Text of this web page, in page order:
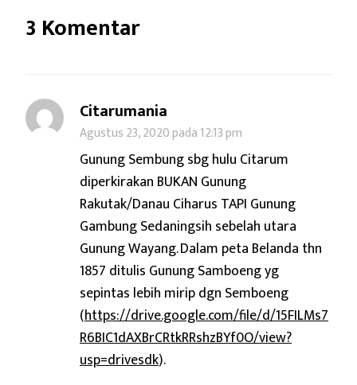
3 Komentar
Citarumania
Agustus 23, 2020 pada 12:13 pm
Gunung Sembung sbg hulu Citarum
diperkirakan BUKAN Gunung
Rakutak/Danau Ciharus TAPI Gunung
Gambung Sedaningsih sebelah utara
Gunung Wayang. Dalam peta Belanda thn
1857 ditulis Gunung Samboeng yg
sepintas lebih mirip dgn Semboeng
(https://drive.google.com/file/d/15FILMs7
R6BIC1dAXBrCRtkRRshzBYf0O/view?
usp=drivesdk).